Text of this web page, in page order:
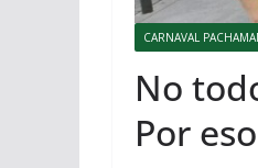
CARNAVAL
No
Por